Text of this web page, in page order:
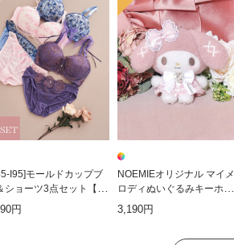
I95]モールドカップブ
ショーツ3点セット【W
定】
円
NOEMIEオリジナル マイメ
ロディぬいぐるみキーホル
ダー
3,190円